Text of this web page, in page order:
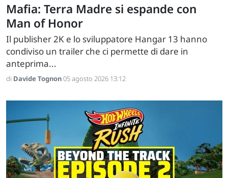
Mafia: Terra Madre si espande con
Man of Honor
Il publisher 2K e lo sviluppatore Hangar 13 hanno
condiviso un trailer che ci permette di dare in
anteprima...
di Davide Tognon05 agosto 2026 13:12